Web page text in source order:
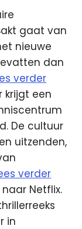
gaat van
nieuwe
dan
verder
krijgt een
De cultuur
uitzenden,
verder
Netflix.
in